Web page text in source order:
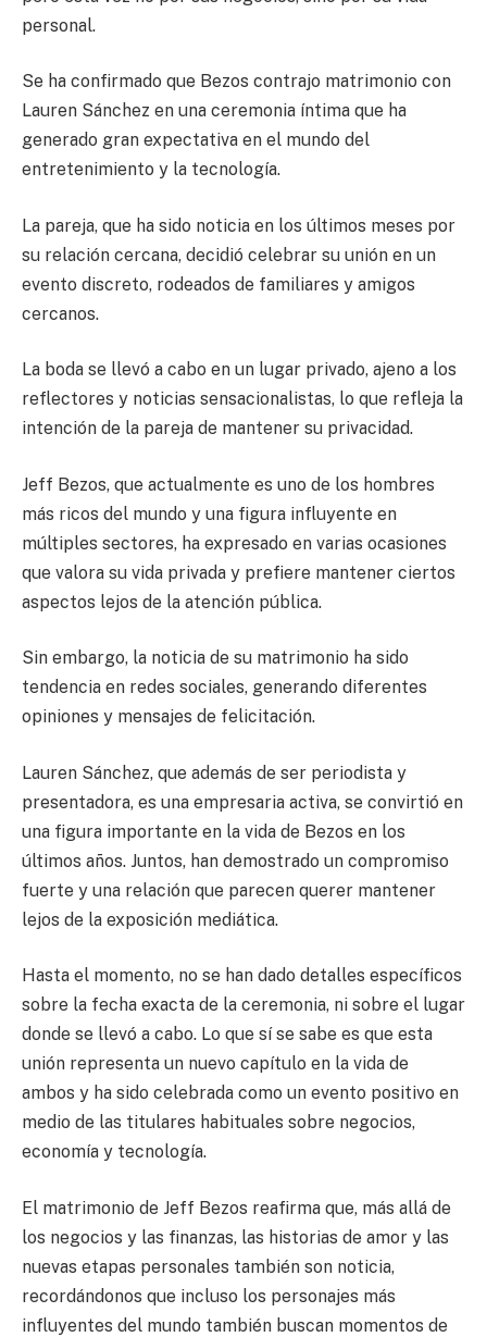
personal.
Se ha confirmado que Bezos contrajo matrimonio con
Lauren Sánchez en una ceremonia íntima que ha
generado gran expectativa en el mundo del
entretenimiento y la tecnología.
La pareja, que ha sido noticia en los últimos meses por
su relación cercana, decidió celebrar su unión en un
evento discreto, rodeados de familiares y amigos
cercanos.
La boda se llevó a cabo en un lugar privado, ajeno a los
reflectores y noticias sensacionalistas, lo que refleja la
intención de la pareja de mantener su privacidad.
Jeff Bezos, que actualmente es uno de los hombres
más ricos del mundo y una figura influyente en
múltiples sectores, ha expresado en varias ocasiones
que valora su vida privada y prefiere mantener ciertos
aspectos lejos de la atención pública.
Sin embargo, la noticia de su matrimonio ha sido
tendencia en redes sociales, generando diferentes
opiniones y mensajes de felicitación.
Lauren Sánchez, que además de ser periodista y
presentadora, es una empresaria activa, se convirtió en
una figura importante en la vida de Bezos en los
últimos años. Juntos, han demostrado un compromiso
fuerte y una relación que parecen querer mantener
lejos de la exposición mediática.
Hasta el momento, no se han dado detalles específicos
sobre la fecha exacta de la ceremonia, ni sobre el lugar
donde se llevó a cabo. Lo que sí se sabe es que esta
unión representa un nuevo capítulo en la vida de
ambos y ha sido celebrada como un evento positivo en
medio de las titulares habituales sobre negocios,
economía y tecnología.
El matrimonio de Jeff Bezos reafirma que, más allá de
los negocios y las finanzas, las historias de amor y las
nuevas etapas personales también son noticia,
recordándonos que incluso los personajes más
influyentes del mundo también buscan momentos de